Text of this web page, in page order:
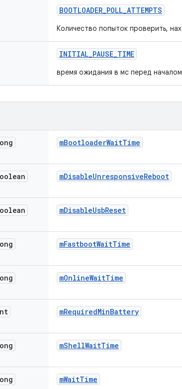
BOOTLOADER_POLL_ATTEMPTS
Количество попыток проверить,
INITIAL_PAUSE_TIME
время ожидания в мс перед
mBootloaderWaitTime
mDisableUnresponsiveReboot
mDisableUsbReset
mFastbootWaitTime
mOnlineWaitTime
mRequiredMinBattery
mShellWaitTime
mWaitTime